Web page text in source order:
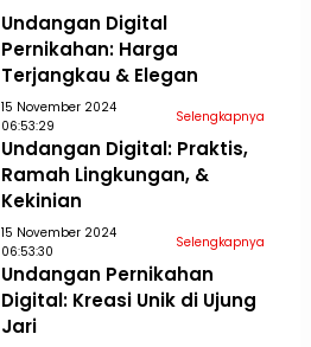
Undangan Digital
Pernikahan: Harga
Terjangkau & Elegan
15 November 2024
06:53:29
Selengkapnya
Undangan Digital: Praktis,
Ramah Lingkungan, &
Kekinian
15 November 2024
06:53:30
Selengkapnya
Undangan Pernikahan
Digital: Kreasi Unik di Ujung
Jari